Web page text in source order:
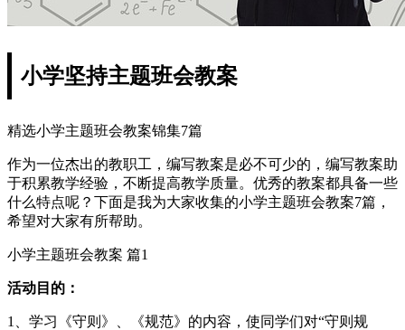
小学坚持主题班会教案
精选小学主题班会教案锦集7篇
作为一位杰出的教职工，编写教案是必不可少的，编写教案助
于积累教学经验，不断提高教学质量。优秀的教案都具备一些
什么特点呢？下面是我为大家收集的小学主题班会教案7篇，
希望对大家有所帮助。
小学主题班会教案 篇1
活动目的：
1、学习《守则》、《规范》的内容，使同学们对“守则规